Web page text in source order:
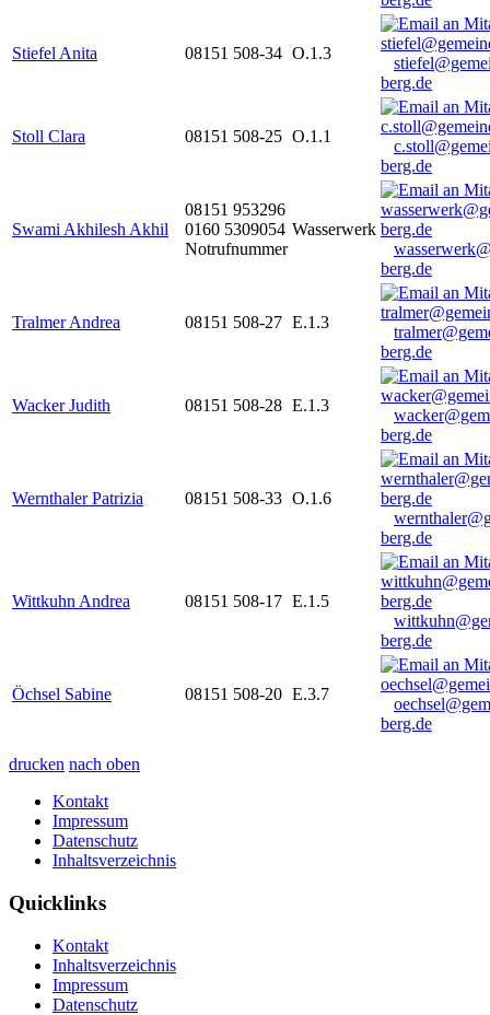
Stiefel Anita 08151 508-34 O.1.3
berg.de
Stoll Clara 08151 508-25 O.1.1
berg.de
Swami Akhilesh Akhil
08151 953296
0160 5309054
Notrufnummer
Wasserwerk
berg.de
Tralmer Andrea 08151 508-27 E.1.3
berg.de
Wacker Judith 08151 508-28 E.1.3
berg.de
Wernthaler Patrizia 08151 508-33 O.1.6
berg.de
Wittkuhn Andrea 08151 508-17 E.1.5
berg.de
Öchsel Sabine 08151 508-20 E.3.7
berg.de
drucken nach oben
Kontakt
Impressum
Datenschutz
Inhaltsverzeichnis
Quicklinks
Kontakt
Inhaltsverzeichnis
Impressum
Datenschutz